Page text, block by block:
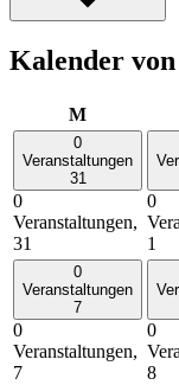
Kalender
MMontag
0
Veranstaltungen
31
0
Veranstaltungen,
31
0
1
0
Veranstaltungen
7
0
Veranstaltungen,
7
0
8